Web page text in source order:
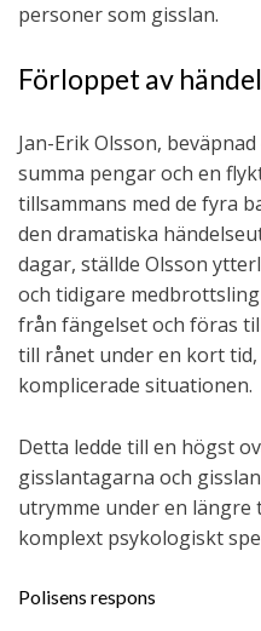
personer som gisslan.
Förloppet av
Jan-Erik Olsson,
summa pengar och en
tillsammans med de fyra
den dramatiska
dagar, ställde Olsson
och tidigare
från fängelset och föras
till rånet under en kort
komplicerade situationen.
Detta ledde till en högst
gisslantagarna och
utrymme under en längre
komplext psykologiskt
Polisens respons